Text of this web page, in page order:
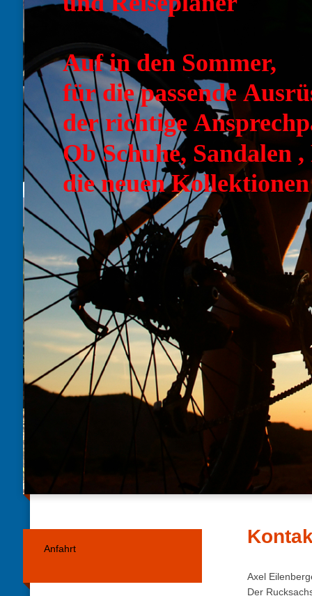
Auf in den Sommer,
für die passende
der richtige
Ob Schuhe, Sandalen
die neuen
Axel
Der
Anfahrt